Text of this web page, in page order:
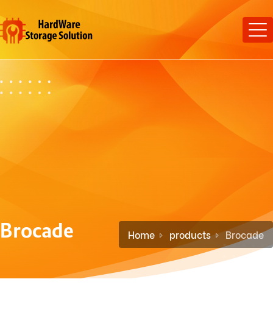
Brocade Home products Brocade